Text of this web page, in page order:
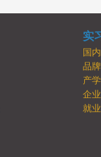
实
国
品
产
企
就